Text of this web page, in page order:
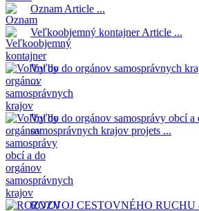
Oznam Article ...
Veľkoobjemný kontajnerArticle ...
Voľby do orgánov samosprávnych
...
Voľby do orgánov samosprávy obcí a
samosprávnych krajov projets ...
ROZVOJ CESTOVNÉHO RUCHU